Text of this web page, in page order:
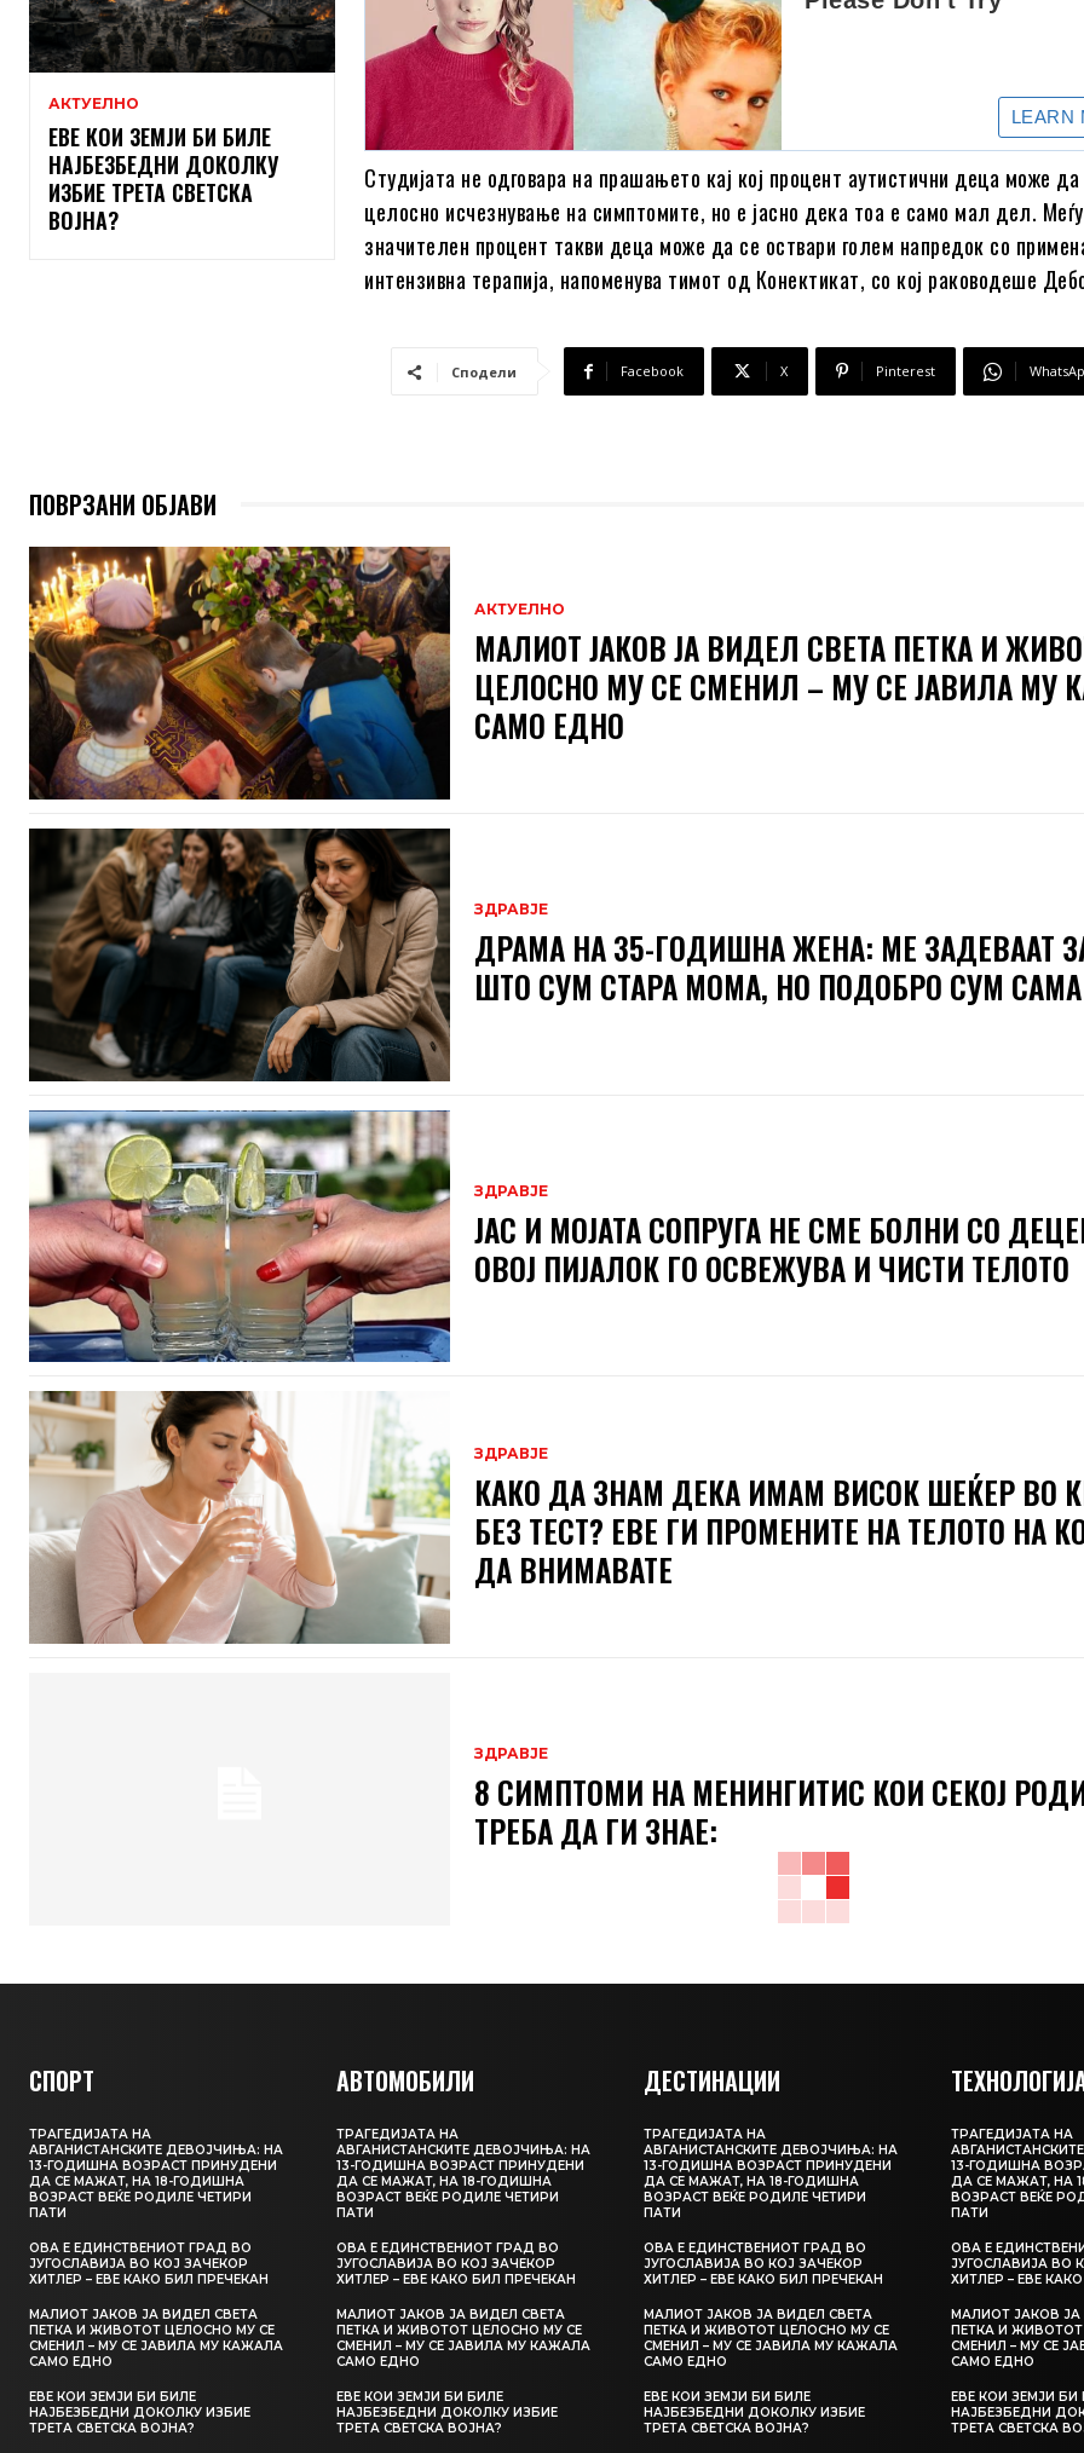
АКТУЕЛНО
ЕВЕ КОИ ЗЕМЈИ БИ БИЛЕ
НАЈБЕЗБЕДНИ ДОКОЛКУ
ИЗБИЕ ТРЕТА СВЕТСКА
ВОЈНА?
Студијата не одговара на прашањето кај кој процент аутистични деца може да
целосно исчезнување на симптомите, но е јасно дека тоа е само мал дел.
значителен процент такви деца може да се оствари голем напредок со
интензивна терапија, напоменува тимот од Конектикат, со кој раководеше
Сподели Facebook X Pinterest
ПОВРЗАНИ ОБЈАВИ
АКТУЕЛНО
МАЛИОТ ЈАКОВ ЈА ВИДЕЛ СВЕТА ПЕТКА И
ЦЕЛОСНО МУ СЕ СМЕНИЛ – МУ СЕ ЈАВИЛА МУ
САМО ЕДНО
ЗДРАВЈЕ
ДРАМА НА 35-ГОДИШНА ЖЕНА: МЕ ЗАДЕВААТ
ШТО СУМ СТАРА МОМА, НО ПОДОБРО СУМ САМА
ЗДРАВЈЕ
ЈАС И МОЈАТА СОПРУГА НЕ СМЕ БОЛНИ СО
ОВОЈ ПИЈАЛОК ГО ОСВЕЖУВА И ЧИСТИ ТЕЛОТО
ЗДРАВЈЕ
КАКО ДА ЗНАМ ДЕКА ИМАМ ВИСОК ШЕЌЕР ВО
БЕЗ ТЕСТ? ЕВЕ ГИ ПРОМЕНИТЕ НА ТЕЛОТО НА
ДА ВНИМАВАТЕ
ЗДРАВЈЕ
8 СИМПТОМИ НА МЕНИНГИТИС КОИ СЕКОЈ
ТРЕБА ДА ГИ ЗНАЕ:
СПОРТ
ТРАГЕДИЈАТА НА
АВГАНИСТАНСКИТЕ ДЕВОЈЧИЊА: НА
13-ГОДИШНА ВОЗРАСТ ПРИНУДЕНИ
ДА СЕ МАЖАТ, НА 18-ГОДИШНА
ВОЗРАСТ ВЕЌЕ РОДИЛЕ ЧЕТИРИ
ПАТИ
ОВА Е ЕДИНСТВЕНИОТ ГРАД ВО
ЈУГОСЛАВИЈА ВО КОЈ ЗАЧЕКОР
ХИТЛЕР – ЕВЕ КАКО БИЛ ПРЕЧЕКАН
МАЛИОТ ЈАКОВ ЈА ВИДЕЛ СВЕТА
ПЕТКА И ЖИВОТОТ ЦЕЛОСНО МУ СЕ
СМЕНИЛ – МУ СЕ ЈАВИЛА МУ КАЖАЛА
САМО ЕДНО
ЕВЕ КОИ ЗЕМЈИ БИ БИЛЕ
НАЈБЕЗБЕДНИ ДОКОЛКУ ИЗБИЕ
ТРЕТА СВЕТСКА ВОЈНА?
АВТОМОБИЛИ
ТРАГЕДИЈАТА НА
АВГАНИСТАНСКИТЕ ДЕВОЈЧИЊА: НА
13-ГОДИШНА ВОЗРАСТ ПРИНУДЕНИ
ДА СЕ МАЖАТ, НА 18-ГОДИШНА
ВОЗРАСТ ВЕЌЕ РОДИЛЕ ЧЕТИРИ
ПАТИ
ОВА Е ЕДИНСТВЕНИОТ ГРАД ВО
ЈУГОСЛАВИЈА ВО КОЈ ЗАЧЕКОР
ХИТЛЕР – ЕВЕ КАКО БИЛ ПРЕЧЕКАН
МАЛИОТ ЈАКОВ ЈА ВИДЕЛ СВЕТА
ПЕТКА И ЖИВОТОТ ЦЕЛОСНО МУ СЕ
СМЕНИЛ – МУ СЕ ЈАВИЛА МУ КАЖАЛА
САМО ЕДНО
ЕВЕ КОИ ЗЕМЈИ БИ БИЛЕ
НАЈБЕЗБЕДНИ ДОКОЛКУ ИЗБИЕ
ТРЕТА СВЕТСКА ВОЈНА?
ДЕСТИНАЦИИ
ТРАГЕДИЈАТА НА
АВГАНИСТАНСКИТЕ ДЕВОЈЧИЊА: НА
13-ГОДИШНА ВОЗРАСТ ПРИНУДЕНИ
ДА СЕ МАЖАТ, НА 18-ГОДИШНА
ВОЗРАСТ ВЕЌЕ РОДИЛЕ ЧЕТИРИ
ПАТИ
ОВА Е ЕДИНСТВЕНИОТ ГРАД ВО
ЈУГОСЛАВИЈА ВО КОЈ ЗАЧЕКОР
ХИТЛЕР – ЕВЕ КАКО БИЛ ПРЕЧЕКАН
МАЛИОТ ЈАКОВ ЈА ВИДЕЛ СВЕТА
ПЕТКА И ЖИВОТОТ ЦЕЛОСНО МУ СЕ
СМЕНИЛ – МУ СЕ ЈАВИЛА МУ КАЖАЛА
САМО ЕДНО
ЕВЕ КОИ ЗЕМЈИ БИ БИЛЕ
НАЈБЕЗБЕДНИ ДОКОЛКУ ИЗБИЕ
ТРЕТА СВЕТСКА ВОЈНА?
ТРАГЕДИЈАТА НА
13-ГОДИШНА
ДА СЕ МАЖАТ, НА
ВОЗРАСТ ВЕЌЕ
ПАТИ
ОВА Е
ЈУГОСЛАВИЈА ВО
ХИТЛЕР – ЕВЕ
МАЛИОТ ЈАКОВ ЈА
ПЕТКА И
СМЕНИЛ – МУ СЕ
САМО ЕДНО
ЕВЕ КОИ ЗЕМЈИ БИ
НАЈБЕЗБЕДНИ
ТРЕТА СВЕТСКА